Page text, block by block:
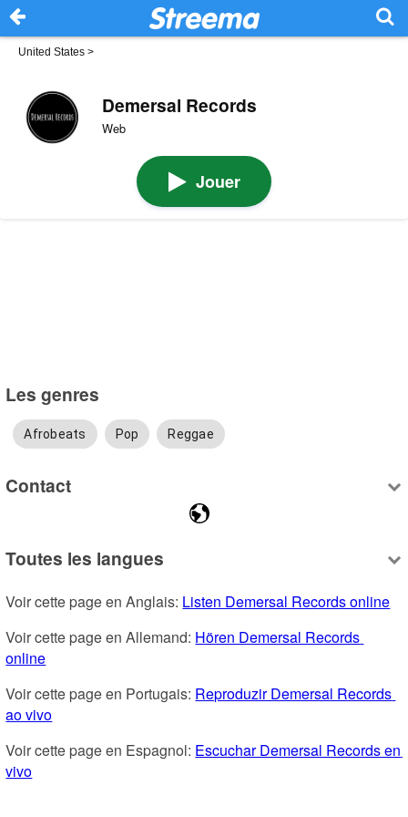
United States >
Demersal Records
Web
Jouer
Les genres
Afrobeats Pop Reggae
Contact
Toutes les langues
Voir cette page en Anglais: Listen Demersal Records online
Voir cette page en Allemand: Hören Demersal Records
online
Voir cette page en Portugais: Reproduzir Demersal Records
ao vivo
Voir cette page en Espagnol: Escuchar Demersal Records en
vivo